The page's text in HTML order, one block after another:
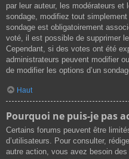
par leur auteur, les modérateurs
sondage, modifiez tout
sondage est obligatoirement
voté, il est possible de supprimer
Cependant, si des votes ont été
administrateurs peuvent modifier
de modifier les options d’un
Haut
Pourquoi ne puis-je pas
Certains forums peuvent être
d’utilisateurs. Pour consulter,
autre action, vous avez besoin